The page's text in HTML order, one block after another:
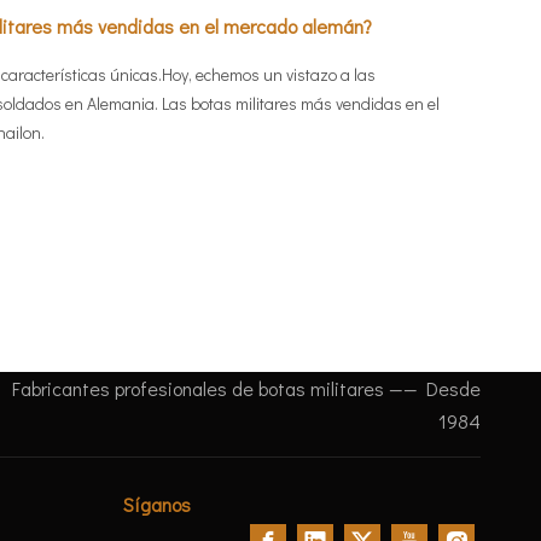
más vendidas en el mercado alemán?
únicas.Hoy, echemos un vistazo a las
en Alemania. Las botas militares más vendidas en el
Fabricantes profesionales de botas militares —— Desde
1984
Síganos